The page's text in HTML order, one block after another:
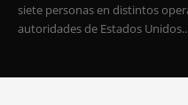
siete personas en distintos
autoridades de Estados